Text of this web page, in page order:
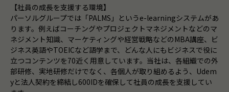
【社員の成長を支援する環境】
パーソルグループでは「PALMS」というe-learningシステムがあ
ります。例えばコーチングやプロジェクトマネジメントなどのマ
ネジメント知識、マーケティングや経営戦略などのMBA講座、ビ
ジネス英語やTOEICなど語学まで、どんな人にもビジネスで役に
立つコンテンツを70近く用意しています。当社は、各組織での外
部研修、実地研修だけでなく、各個人が取り組めるよう、Udem
yと法人契約を締結し600IDを確保して社員の成長を支援してい